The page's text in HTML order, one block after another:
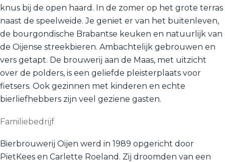
knus bij de open haard. In de zomer op het grote terras
naast de speelweide. Je geniet er van het buitenleven,
de bourgondische Brabantse keuken en natuurlijk van
de Oijense streekbieren. Ambachtelijk gebrouwen en
vers getapt. De brouwerij aan de Maas, met uitzicht
over de polders, is een geliefde pleisterplaats voor
fietsers. Ook gezinnen met kinderen en echte
bierliefhebbers zijn veel geziene gasten.
Familiebedrijf
Bierbrouwerij Oijen werd in 1989 opgericht door
PietKees en Carlette Roeland. Zij droomden van een